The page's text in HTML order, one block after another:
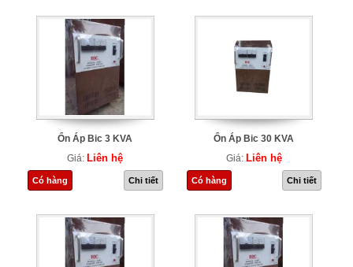
Ổn Áp Bic 3 KVA
Giá: Liên hệ
Có hàng Chi tiết
Ổn Áp Bic 30 KVA
Giá: Liên hệ
Có hàng Chi tiết